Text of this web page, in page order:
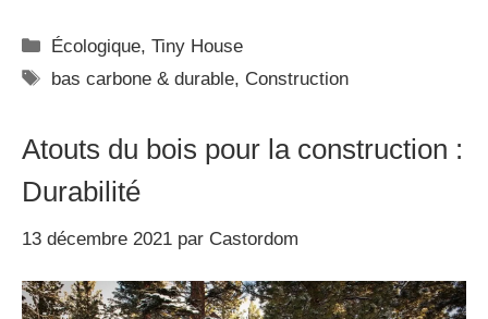
Écologique,Tiny House
bas carbone & durable, Construction
Atouts du bois pour la construction :
Durabilité
13 décembre 2021 par Castordom